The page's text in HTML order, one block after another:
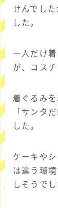
せんでし
した。
一人だけ
が、コス
着ぐるみ
「サンタ
した。
ケーキや
は違う環
しそうでし